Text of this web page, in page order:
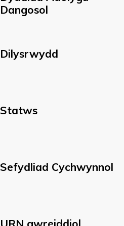
Dangosol
Dilysrwydd
Statws
Sefydliad Cychwynnol